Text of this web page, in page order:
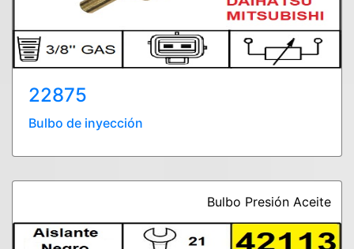
22875
Bulbo de inyección
Bulbo Presión Aceite